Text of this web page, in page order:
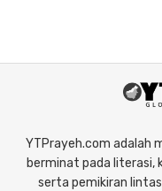
YTPrayeh.com adalah
berminat pada literasi,
serta pemikiran